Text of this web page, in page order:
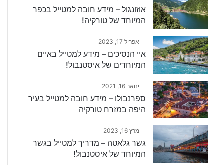
אוזונגול – מידע חובה למטייל בכפר
המיוחד של טורקיה!
אפריל 17, 2023
איי הנסיכים – מידע למטייל באיים
המיוחדים של איסטנבול!
ינואר 16, 2021
ספרנבולו – מידע חובה למטייל בעיר
היפה במזרח טורקיה
מרץ 16, 2023
גשר גלאטה – מדריך למטייל בגשר
המיוחד של איסטנבול!